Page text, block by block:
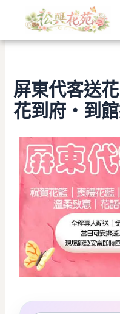
類
屏東代客送
花到府・到